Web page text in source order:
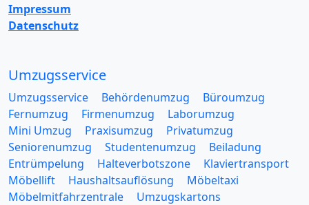
Impressum
Datenschutz
Umzugsservice
Umzugsservice Behördenumzug
Büroumzug
Fernumzug
Firmenumzug
Laborumzug
Mini Umzug
Praxisumzug
Privatumzug
Seniorenumzug
Studentenumzug
Beiladung
Entrümpelung
Halteverbotszone
Klaviertransport
Möbellift
Haushaltsauflösung
Möbeltaxi
Möbelmitfahrzentrale
Umzugskartons